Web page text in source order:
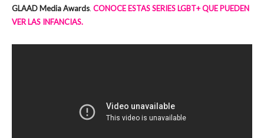
GLAAD Media Awards. CONOCE ESTAS SERIES LGBT+ QUE PUEDEN
VER LAS INFANCIAS.